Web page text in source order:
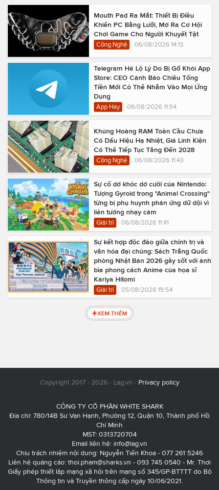
Mouth Pad Ra Mắt: Thiết Bị Điều
Khiển PC Bằng Lưỡi, Mở Ra Cơ Hội
Chơi Game Cho Người Khuyết Tật
Công Nghệ 06/08/2026 14:13
Telegram Hé Lộ Lý Do Bị Gỡ Khỏi App
Store: CEO Cảnh Báo Chiêu Tống
Tiền Mới Có Thể Nhắm Vào Mọi Ứng
Dụng
App Hay 06/08/2026 11:54
Khủng Hoảng RAM Toàn Cầu Chưa
Có Dấu Hiệu Hạ Nhiệt, Giá Linh Kiện
Có Thể Tiếp Tục Tăng Đến 2028
Công Nghệ 06/08/2026 11:43
Sự cố dở khóc dở cười của Nintendo:
Tượng Gyroid trong "Animal Crossing"
từng bị phụ huynh phản ứng dữ dội vì
liên tưởng nhạy cảm
Giải trí 06/08/2026 11:41
Sự kết hợp độc đáo giữa chính trị và
văn hóa đại chúng: Sách Trắng Quốc
phòng Nhật Bản 2026 gây sốt với ảnh
bìa phong cách Anime của họa sĩ
Kariya Hitomi
Giải trí 05/08/2026 19:54
XEM THÊM
Copyright 2017 - 2026 - Lag.vn - Privacy policy
CÔNG TY CỔ PHẦN WHITE SHARK
Địa chỉ: 780/14B Sư Vạn Hạnh, Phường 12, Quận 10, Thành phố Hồ
Chí Minh
MST: 0313720704
Email liên hệ: info@lag.vn
Chịu trách nhiệm nội dung: Nguyễn Tiến Khoa - 077 261 5246
Liên hệ quảng cáo: thoi.pham@sharks.vn - 093 745 0540 - Mr. Thơi
Giấy phép thiết lập mạng xã hội trên mạng số 345/GP-BTTTT do Bộ
Thông tin và Truyền thông cấp ngày 10/06/2021.